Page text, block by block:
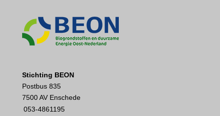
Stichting BEON
Postbus 835
7500 AV Enschede
053-4861195